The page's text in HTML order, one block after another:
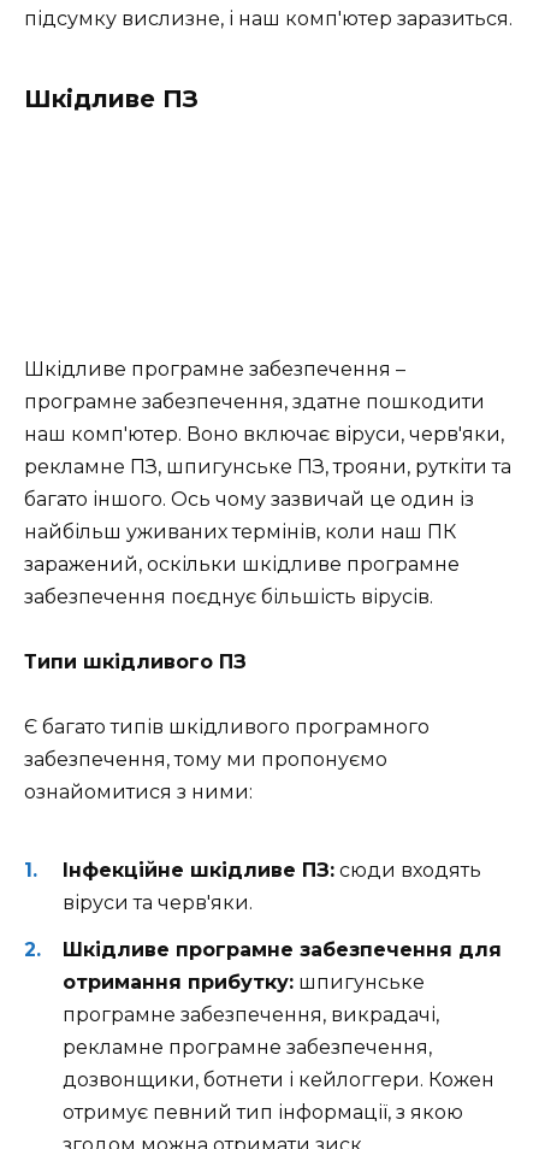
підсумку вислизне, і наш комп'ютер заразиться.
Шкідливе ПЗ
Шкідливе програмне забезпечення –
програмне забезпечення, здатне пошкодити
наш комп'ютер. Воно включає віруси, черв'яки,
рекламне ПЗ, шпигунське ПЗ, трояни, руткіти та
багато іншого. Ось чому зазвичай це один із
найбільш уживаних термінів, коли наш ПК
заражений, оскільки шкідливе програмне
забезпечення поєднує більшість вірусів.
Типи шкідливого ПЗ
Є багато типів шкідливого програмного
забезпечення, тому ми пропонуємо
ознайомитися з ними:
Інфекційне шкідливе ПЗ: сюди входять
віруси та черв'яки.
Шкідливе програмне забезпечення для
отримання прибутку: шпигунське
програмне забезпечення, викрадачі,
рекламне програмне забезпечення,
дозвонщики, ботнети і кейлоггери. Кожен
отримує певний тип інформації, з якою
згодом можна отримати зиск.